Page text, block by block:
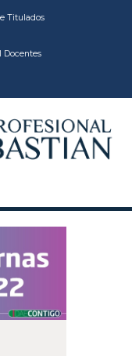
Titulados
Docentes